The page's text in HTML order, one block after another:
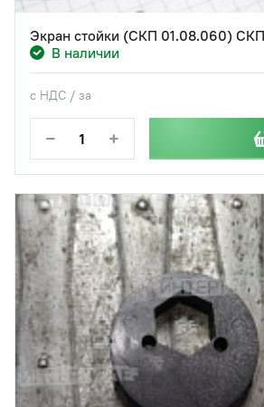
Экран стойки (СКП 01.08.060)
В наличии
с НДС / за
− +